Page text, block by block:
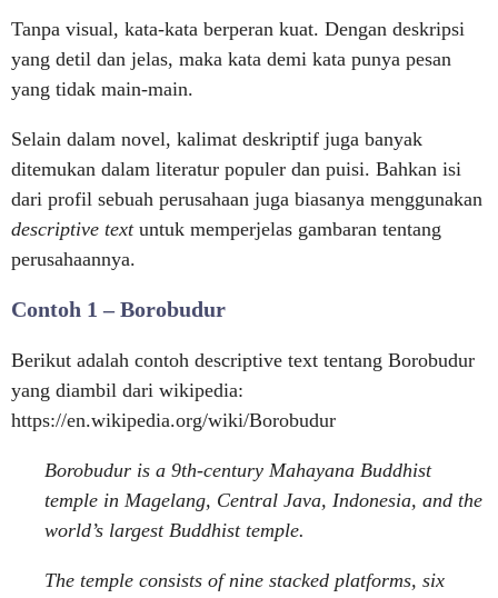
Tanpa visual, kata-kata berperan kuat. Dengan deskripsi
yang detil dan jelas, maka kata demi kata punya pesan
yang tidak main-main.
Selain dalam novel, kalimat deskriptif juga banyak
ditemukan dalam literatur populer dan puisi. Bahkan isi
dari profil sebuah perusahaan juga biasanya menggunakan
descriptive text untuk memperjelas gambaran tentang
perusahaannya.
Contoh 1 – Borobudur
Berikut adalah contoh descriptive text tentang Borobudur
yang diambil dari wikipedia:
https://en.wikipedia.org/wiki/Borobudur
Borobudur is a 9th-century Mahayana Buddhist
temple in Magelang, Central Java, Indonesia, and the
world’s largest Buddhist temple.
The temple consists of nine stacked platforms, six